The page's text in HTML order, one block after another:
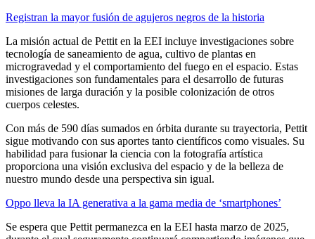
Registran la mayor fusión de agujeros negros de la historia
La misión actual de Pettit en la EEI incluye investigaciones sobre
tecnología de saneamiento de agua, cultivo de plantas en
microgravedad y el comportamiento del fuego en el espacio. Estas
investigaciones son fundamentales para el desarrollo de futuras
misiones de larga duración y la posible colonización de otros
cuerpos celestes.​
Con más de 590 días sumados en órbita durante su trayectoria, Pettit
sigue motivando con sus aportes tanto científicos como visuales. Su
habilidad para fusionar la ciencia con la fotografía artística
proporciona una visión exclusiva del espacio y de la belleza de
nuestro mundo desde una perspectiva sin igual.
Oppo lleva la IA generativa a la gama media de ‘smartphones’
Se espera que Pettit permanezca en la EEI hasta marzo de 2025,